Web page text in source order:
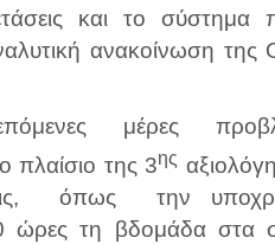
και το
ανακοίνωση
μέρες
πλαίσιο της 3ης
όπως την
ώρες τη βδομάδα στα